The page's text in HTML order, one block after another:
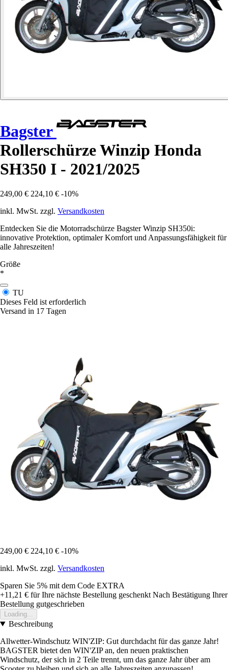
Bagster
Rollerschürze Winzip Honda
SH350 I - 2021/2025
249,00 € 224,10 € -10%
inkl. MwSt. zzgl. Versandkosten
Entdecken Sie die Motorradschürze Bagster Winzip SH350i:
innovative Protektion, optimaler Komfort und Anpassungsfähigkeit für
alle Jahreszeiten!
Größe
*
TU
Dieses Feld ist erforderlich
Versand in 17 Tagen
249,00 € 224,10 € -10%
inkl. MwSt. zzgl. Versandkosten
Sparen Sie 5% mit dem Code EXTRA
+11,21 € für Ihre nächste Bestellung geschenkt Nach Bestätigung Ihrer
Bestellung gutgeschrieben
Loading...
Beschreibung
Allwetter-Windschutz WIN'ZIP: Gut durchdacht für das ganze Jahr!
BAGSTER bietet den WIN'ZIP an, den neuen praktischen
Windschutz, der sich in 2 Teile trennt, um das ganze Jahr über am